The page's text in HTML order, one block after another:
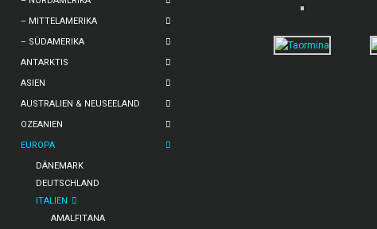
– MITTELAMERIKA
– SÜDAMERIKA
ANTARKTIS
ASIEN
AUSTRALIEN & NEUSEELAND
OZEANIEN
EUROPA
DÄNEMARK
DEUTSCHLAND
ITALIEN
AMALFITANA